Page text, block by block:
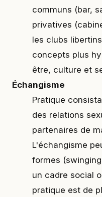
communs (bar,
privatives
les clubs
concepts plus
être, culture et
Échangisme
Pratique
des relations
partenaires de
L'échangisme
formes
un cadre social
pratique est de